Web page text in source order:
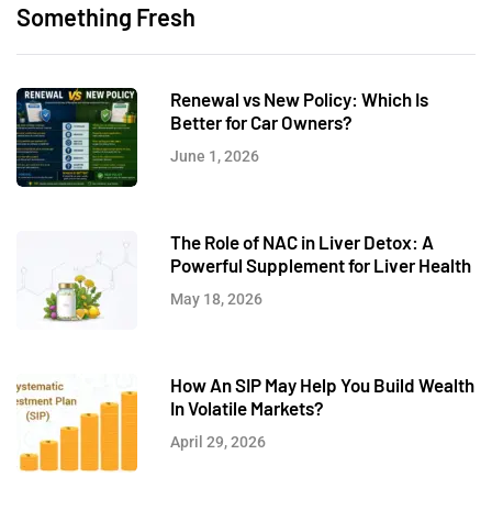
Something Fresh
Renewal vs New Policy: Which Is
Better for Car Owners?
June 1, 2026
The Role of NAC in Liver Detox: A
Powerful Supplement for Liver Health
May 18, 2026
How An SIP May Help You Build Wealth
In Volatile Markets?
April 29, 2026